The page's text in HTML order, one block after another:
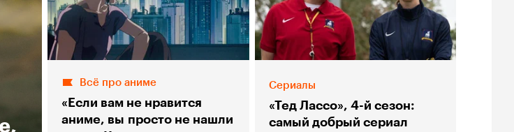
Всё про аниме
«Если вам не нравится
аниме, вы просто не нашли
Сериалы
«Тед Лассо», 4-й сезон:
самый добрый сериал